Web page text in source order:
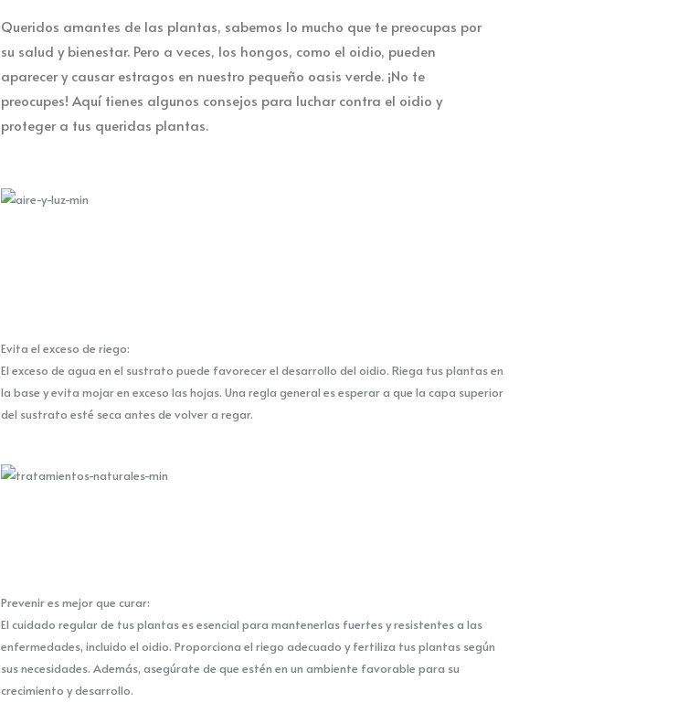
Queridos amantes de las plantas, sabemos lo mucho que te preocupas por
su salud y bienestar. Pero a veces, los hongos, como el oidio, pueden
aparecer y causar estragos en nuestro pequeño oasis verde. ¡No te
preocupes! Aquí tienes algunos consejos para luchar contra el oidio y
proteger a tus queridas plantas.
Evita el exceso de riego:
El exceso de agua en el sustrato puede favorecer el desarrollo del oidio. Riega tus plantas en
la base y evita mojar en exceso las hojas. Una regla general es esperar a que la capa superior
del sustrato esté seca antes de volver a regar.
Prevenir es mejor que curar:
El cuidado regular de tus plantas es esencial para mantenerlas fuertes y resistentes a las
enfermedades, incluido el oidio. Proporciona el riego adecuado y fertiliza tus plantas según
sus necesidades. Además, asegúrate de que estén en un ambiente favorable para su
crecimiento y desarrollo.